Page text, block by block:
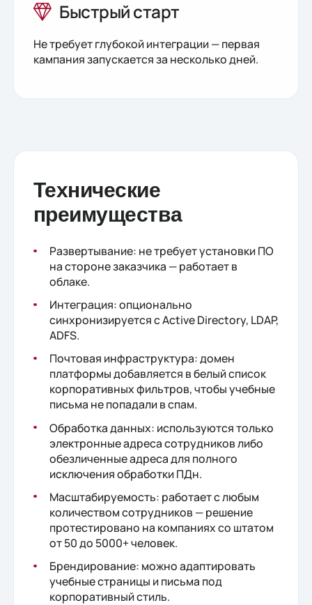
Быстрый старт
Не требует глубокой интеграции — первая
кампания запускается за несколько дней.
Технические
преимущества
Развертывание: не требует установки ПО
на стороне заказчика — работает в
облаке.
Интеграция: опционально
синхронизируется с Active Directory, LDAP,
ADFS.
Почтовая инфраструктура: домен
платформы добавляется в белый список
корпоративных фильтров, чтобы учебные
письма не попадали в спам.
Обработка данных: используются только
электронные адреса сотрудников либо
обезличенные адреса для полного
исключения обработки ПДн.
Масштабируемость: работает с любым
количеством сотрудников — решение
протестировано на компаниях со штатом
от 50 до 5000+ человек.
Брендирование: можно адаптировать
учебные страницы и письма под
корпоративный стиль.